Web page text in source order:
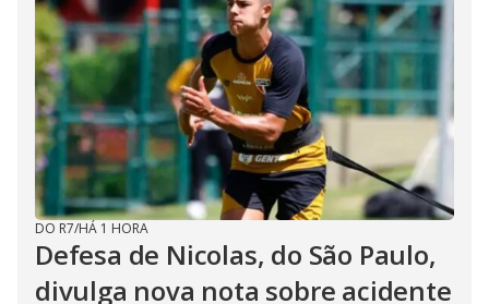
DO R7/HÁ 1 HORA
Defesa de Nicolas, do São Paulo,
divulga nova nota sobre acidente